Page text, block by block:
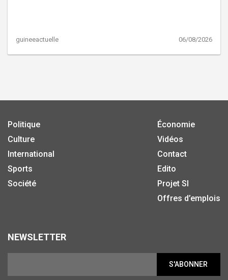
guineeactuelle 06/08/2026
Politique
Culture
International
Sports
Société
Économie
Vidéos
Contact
Edito
Projet SI
Offres d’emplois
NEWSLETTER
S'ABONNER